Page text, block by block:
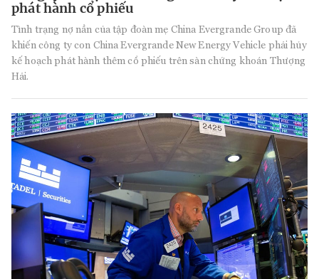
phát hành cổ phiếu
Tình trạng nợ nần của tập đoàn mẹ China Evergrande Group đã
khiến công ty con China Evergrande New Energy Vehicle phải hủy
kế hoạch phát hành thêm cổ phiếu trên sàn chứng khoán Thượng
Hải.